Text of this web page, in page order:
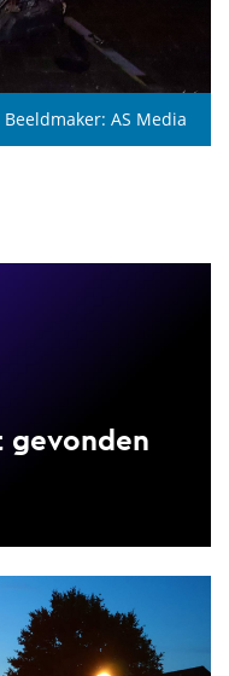
Beeldmaker: AS Media